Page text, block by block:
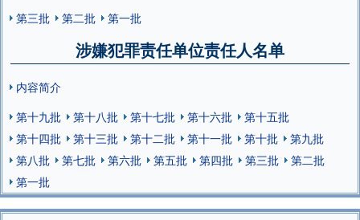
第三批
第二批 第一批
涉嫌犯罪责任单位责任人名单
内容简介
第十九批
第十八批 第十七批 第十六批
第十五批
第十四批
第十三批 第十二批 第十一批 第十批
第九批
第八批
第七批 第六批 第五批 第四批 第三批
第二批
第一批